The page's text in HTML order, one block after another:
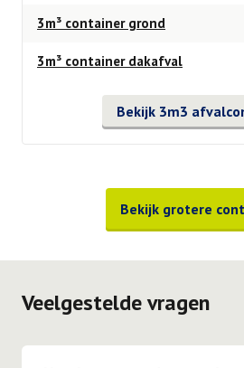
3m³ container grond
3m³ container dakafval
Bekijk 3m3
Bekijk grotere
Veelgestelde vragen